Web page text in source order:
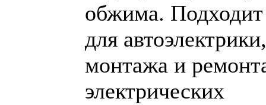
обжима. Подходит
для автоэлектрики,
монтажа и
электрических